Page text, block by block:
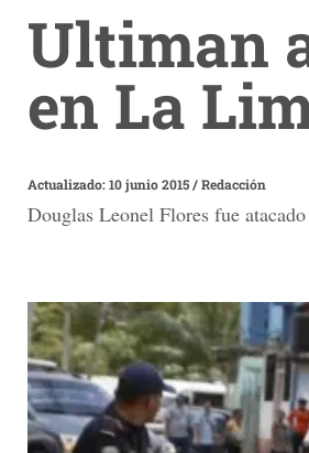
Ultiman
en La
Actualizado: 10 junio 2015/Redacción
Douglas Leonel Flores fue